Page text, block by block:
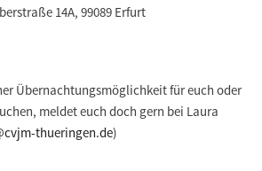
14A, 99089 Erfurt
Übernachtungsmöglichkeit für euch oder
meldet euch doch gern bei Laura
thueringen.de)